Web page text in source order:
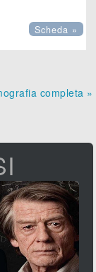
Scheda »
completa »